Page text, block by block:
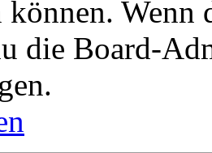
können. Wenn
die Board-